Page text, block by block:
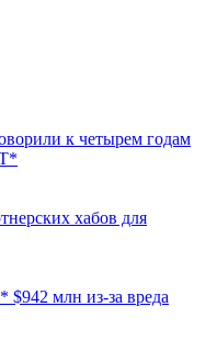
к четырем годам
хабов для
млн из-за вреда